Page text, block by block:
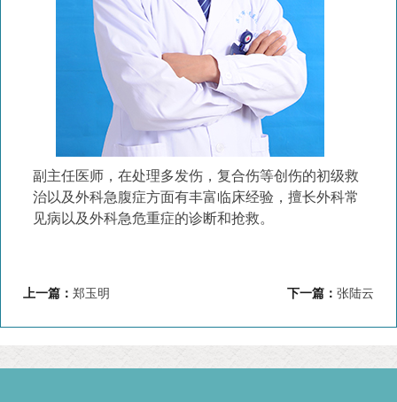
副主任医师，在处理多发伤，复合伤等创伤的初级救
治以及外科急腹症方面有丰富临床经验，擅长外科常
见病以及外科急危重症的诊断和抢救。
上一篇：郑玉明 下一篇： 张陆云